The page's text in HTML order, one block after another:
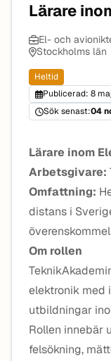
Lärare
El- och
Stockholms län
Heltid
Publicerad: 8
Sök senast:04
Lärare inom
Arbetsgivare:
Omfattning:
distans i
Om rollen
elektronik med
utbildningar
Rollen innebär
felsökning,